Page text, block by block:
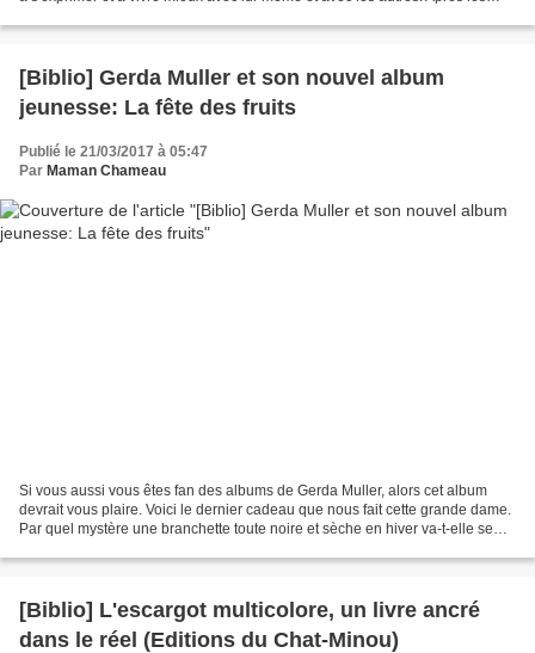
[Biblio] Gerda Muller et son nouvel album
jeunesse: La fête des fruits
Publié le 21/03/2017 à 05:47
Par Maman Chameau
Si vous aussi vous êtes fan des albums de Gerda Muller, alors cet album
devrait vous plaire. Voici le dernier cadeau que nous fait cette grande dame.
Par quel mystère une branchette toute noire et sèche en hiver va-t-elle se
[Biblio] L'escargot multicolore, un livre ancré
dans le réel (Editions du Chat-Minou)